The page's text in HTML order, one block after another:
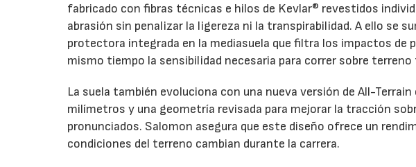
fabricado con fibras técnicas e hilos de Kevlar® revestidos
abrasión sin penalizar la ligereza ni la transpirabilidad. A ello se
protectora integrada en la mediasuela que filtra los impactos de
mismo tiempo la sensibilidad necesaria para correr sobre
La suela también evoluciona con una nueva versión de All-
milímetros y una geometría revisada para mejorar la tracción
pronunciados. Salomon asegura que este diseño ofrece un
condiciones del terreno cambian durante la carrera.